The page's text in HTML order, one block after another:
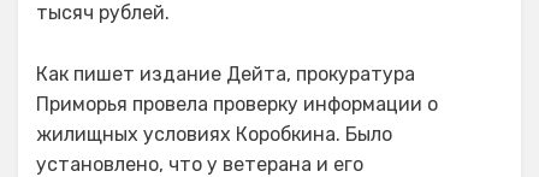
тысяч рублей.
Как пишет издание Дейта, прокуратура
Приморья провела проверку информации о
жилищных условиях Коробкина. Было
установлено, что у ветерана и его